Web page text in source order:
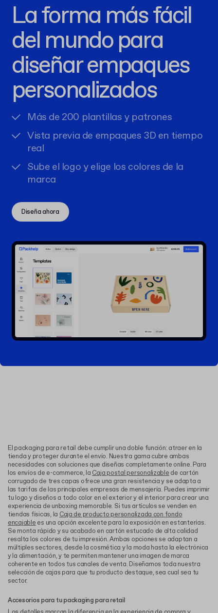
La forma más fácil
del mundo para
diseñar empaques
personalizados
Más de 200 plantillas y patrones
Vista previa de empaques 3D en tiempo
real
Sube el logo y elige los colores de la
marca
Diseña ahora
El packaging para retail debe cumplir una doble función: atraer en la
tienda y proteger durante el envío. Nuestra gama cubre ambas
necesidades con soluciones que diseñas completamente online. Para
los envíos de e-commerce, la Caja postal personalizable de cartón
corrugado de tres capas ofrece una gran resistencia y se adapta a
las tarifas de las principales empresas de mensajería. Puedes imprimir
tu logo y diseños a todo color en el exterior y el interior para crear una
experiencia de unboxing memorable. Si tus artículos se venden en
tiendas físicas, la Caja de producto personalizada con fondo
encajable es una opción excelente para la exposición en estanterías.
Se monta rápido y su acabado en cartón estucado de alta calidad
resalta los colores de tu impresión. Ambas opciones se adaptan a
múltiples sectores, desde la cosmética y la moda hasta la electrónica
y la alimentación, y te permiten mantener una imagen de marca
coherente en todos tus canales de venta. Diseñamos toda nuestra
selección de cajas para que tu producto destaque, sea cual sea tu
sector.
Accesorios para tu packaging para retail